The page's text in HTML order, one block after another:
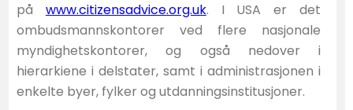
på www.citizensadvice.org.uk. I USA er det
ombudsmannskontorer ved flere nasjonale
myndighetskontorer, og også nedover i
hierarkiene i delstater, samt i administrasjonen i
enkelte byer, fylker og utdanningsinstitusjoner.